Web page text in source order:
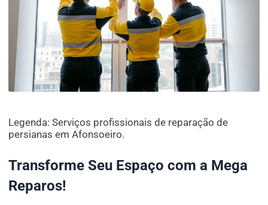
Legenda: Serviços profissionais de reparação de
persianas em Afonsoeiro.
Transforme Seu Espaço com a Mega
Reparos!